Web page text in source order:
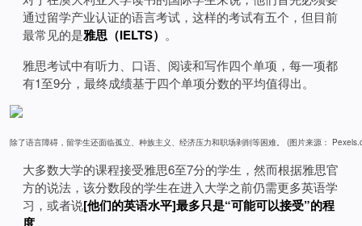
通过留学产业认证的语言考试，这样的考试有五个，但目前
最常见的是雅思（IELTS） 。
雅思考试中有听力、口语、阅读和写作四个单项，每一项都
有1至9分，最终成绩基于四个单项分数的平均值得出。
除了语言障碍，留学生还面临孤立、种族主义、经济压力和职场剥削等困难。 (图片来源：
大多数大学的课程接受雅思6至7分的学生，然而根据雅思官
方的说法，该分数段的学生在进入大学之前仍需更多英语学
习，或者说[他们的英语水平]最多只是“可能可以接受”的程